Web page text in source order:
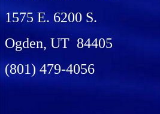
1575 E. 6200 S.
Ogden, UT 84405
(801) 479-4056